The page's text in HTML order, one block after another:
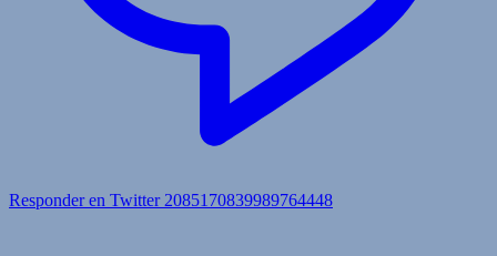
Responder en Twitter 2085170839989764448